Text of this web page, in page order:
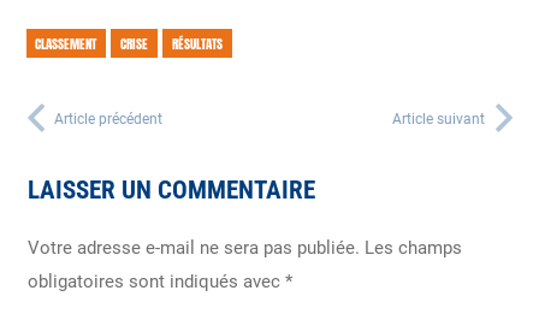
CLASSEMENT CRISE RÉSULTATS
Article précédent Article suivant
LAISSER UN COMMENTAIRE
Votre adresse e-mail ne sera pas publiée. Les champs
obligatoires sont indiqués avec *